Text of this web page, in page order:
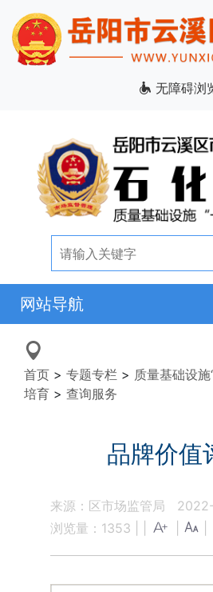
无障碍浏
网站导航
首页 > 专题专栏 > 质量基础设施
培育 > 查询服务
品牌价值
来源：区市场监管局
浏览量： 1353